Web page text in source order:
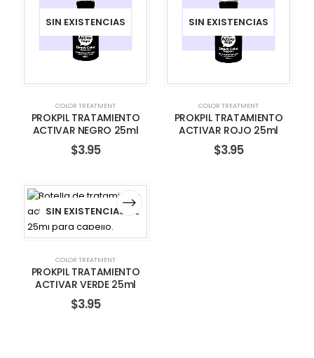
SIN EXISTENCIAS
COLOR TREATMENT
PROKPIL TRATAMIENTO
ACTIVAR NEGRO 25ml
$3.95
SIN EXISTENCIAS
COLOR TREATMENT
PROKPIL TRATAMIENTO
ACTIVAR ROJO 25ml
$3.95
SIN EXISTENCIAS
COLOR TREATMENT
PROKPIL TRATAMIENTO
ACTIVAR VERDE 25ml
$3.95